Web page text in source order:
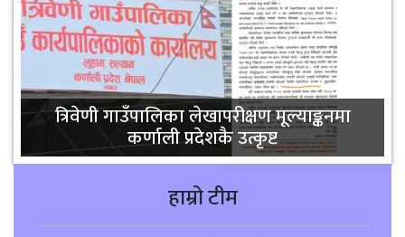
त्रिवेणी गाउँपालिका लेखापरीक्षण मूल्याङ्कनमा
कर्णाली प्रदेशकै उत्कृष्ट
हाम्रो टीम